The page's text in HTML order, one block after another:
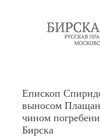
Епископ
выносом
чином
Бирска